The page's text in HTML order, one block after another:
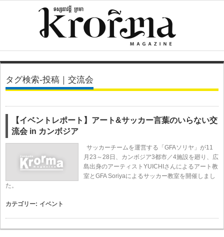
タグ検索-投稿｜交流会
【イベントレポート】アート&サッカー言葉のいらない交
流会 in カンボジア
サッカーチームを運営する「GFAソリヤ」が11
月23～28日、カンボジア3都市／4施設を廻り、広
島出身のアーティストYUICHIさんによるアート教
室とGFA Soriyaによるサッカー教室を開催しまし
た。
カテゴリー: イベント